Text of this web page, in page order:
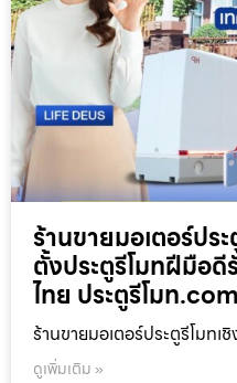
ร้านขายมอเตอร์ปร
ตั้งประตูรีโมทฝีมือ
ไทย ประตูรีโมท.com
ร้านขายมอเตอร์ประตูรีโมทเ
ดูเพิ่มเติม »